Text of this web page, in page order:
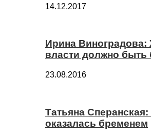
14.12.2017
Ирина
власти должно быть
23.08.2016
Татьяна Сперанская:
оказалась бременем